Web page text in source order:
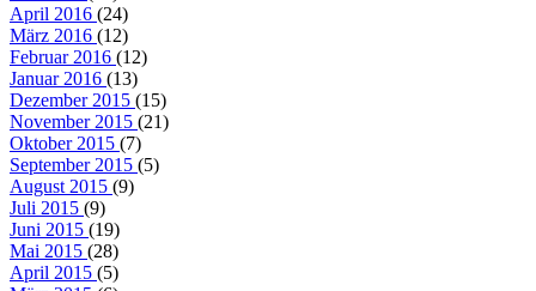
April 2016 (24)
März 2016 (12)
Februar 2016 (12)
Januar 2016 (13)
Dezember 2015 (15)
November 2015 (21)
Oktober 2015 (7)
September 2015 (5)
August 2015 (9)
Juli 2015 (9)
Juni 2015 (19)
Mai 2015 (28)
April 2015 (5)